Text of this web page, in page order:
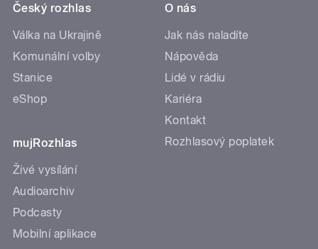
Český rozhlas
Válka na Ukrajině
Komunální volby
Stanice
eShop
mujRozhlas
Živé vysílání
Audioarchiv
Podcasty
Mobilní aplikace
O nás
Jak nás naladíte
Nápověda
Lidé v rádiu
Kariéra
Kontakt
Rozhlasový poplatek